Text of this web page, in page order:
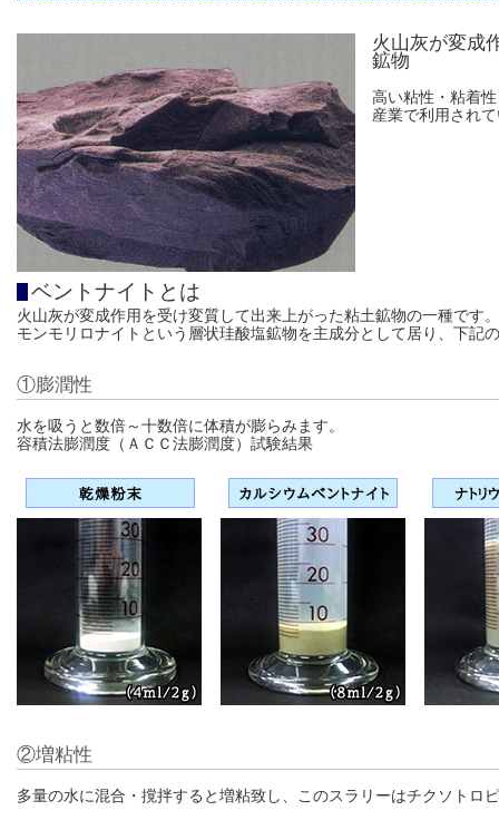
火山灰が変成
鉱物
高い粘性・粘着
産業で利用され
ベントナイトとは
火山灰が変成作用を受け変質して出来上がった粘土鉱物の一種です。
モンモリロナイトという層状珪酸塩鉱物を主成分として居り、下記
①膨潤性
水を吸うと数倍～十数倍に体積が膨らみます。
容積法膨潤度（ＡＣＣ法膨潤度）試験結果
②増粘性
多量の水に混合・撹拌すると増粘致し、このスラリーはチクソトロ